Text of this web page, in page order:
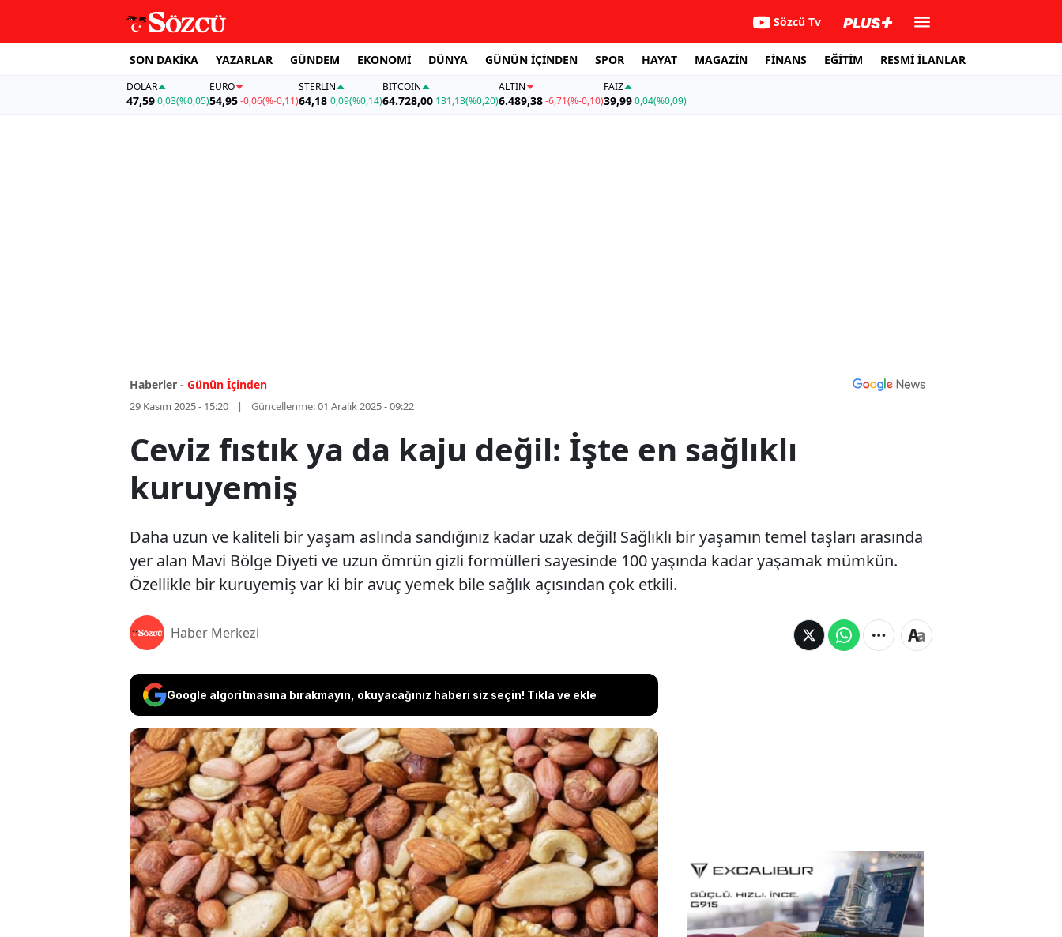
Sözcü Tv
SON DAKİKA YAZARLAR GÜNDEM EKONOMİ DÜNYA GÜNÜN İÇİNDEN SPOR HAYAT MAGAZİN FİNANS EĞİTİM RESMİ İLANLAR
DOLAR
47,590,03(%0,05)
EURO
54,95 -0,06(%-0,11)
STERLIN
64,18 0,09(%0,14)
BITCOIN
64.728,00 131,13(%0,20)
ALTIN
6.489,38-6,71(%-0,10)
FAİZ
39,990,04(%0,09)
Haberler - Günün İçinden
29 Kasım 2025 - 15:20 Güncellenme:01 Aralık 2025 - 09:22
Ceviz fıstık ya da kaju değil: İşte en sağlıklı
kuruyemiş
Daha uzun ve kaliteli bir yaşam aslında sandığınız kadar uzak değil! Sağlıklı bir yaşamın temel taşları arasında
yer alan Mavi Bölge Diyeti ve uzun ömrün gizli formülleri sayesinde 100 yaşında kadar yaşamak mümkün.
Özellikle bir kuruyemiş var ki bir avuç yemek bile sağlık açısından çok etkili.
Haber Merkezi
Google algoritmasına bırakmayın, okuyacağınız haberi siz seçin! Tıkla ve ekle
Daha uzun ve kaliteli bir yaşam aslında sandığınız kadar uzak değil!
Sağlıklı bir yaşamın temel taşları arasında yer alan Mavi Bölge Diyeti
ve uzun ömrün gizli formülleri sayesinde 100 yaşında kadar
yaşamak mümkün. Özellikle bir kuruyemiş var ki bir avuç yemek
bile sağlık açısından çok etkili.